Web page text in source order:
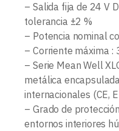
– Salida fija de 24 V
tolerancia ±2 %
– Potencia nominal
– Corriente máxima :
– Serie Mean Well
metálica
internacionales (CE,
– Grado de
entornos interiores